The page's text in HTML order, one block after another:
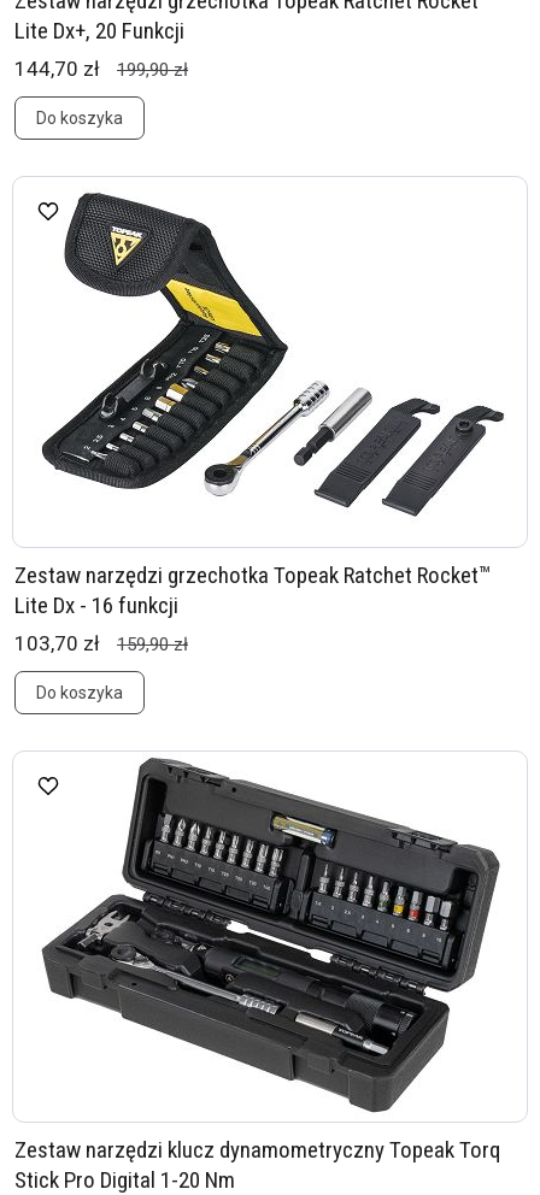
Lite Dx+, 20 Funkcji
144,70 zł 199,90 zł
Do koszyka
Zestaw narzędzi grzechotka Topeak Ratchet Rocket™
Lite Dx - 16 funkcji
103,70 zł 159,90 zł
Do koszyka
Zestaw narzędzi klucz dynamometryczny Topeak Torq
Stick Pro Digital 1-20 Nm